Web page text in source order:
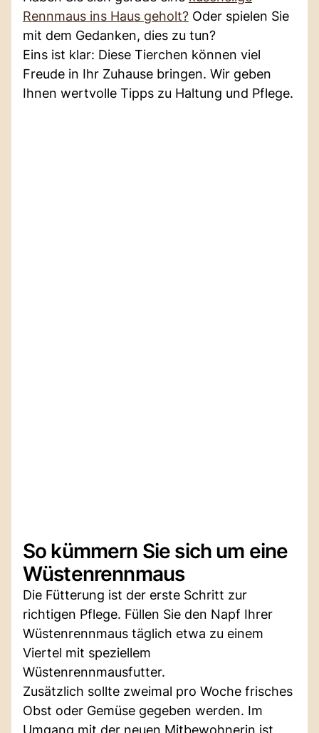
Rennmaus ins Haus geholt? Oder spielen Sie
mit dem Gedanken, dies zu tun?
Eins ist klar: Diese Tierchen können viel
Freude in Ihr Zuhause bringen. Wir geben
Ihnen wertvolle Tipps zu Haltung und Pflege.
So kümmern Sie sich um eine
Wüstenrennmaus
Die Fütterung ist der erste Schritt zur
richtigen Pflege. Füllen Sie den Napf Ihrer
Wüstenrennmaus täglich etwa zu einem
Viertel mit speziellem
Wüstenrennmausfutter.
Zusätzlich sollte zweimal pro Woche frisches
Obst oder Gemüse gegeben werden. Im
Umgang mit der neuen Mitbewohnerin ist